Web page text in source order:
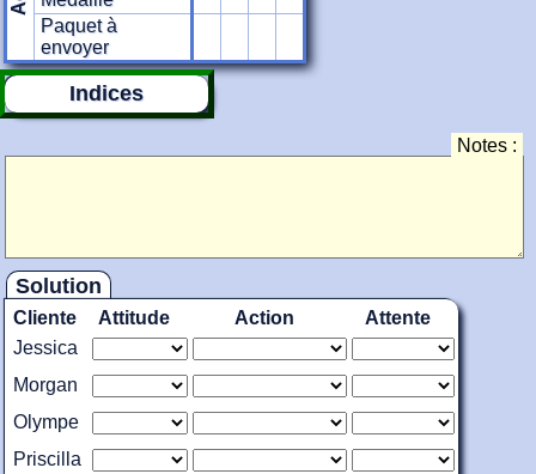
Paquet à
envoyer
Indices
Notes :
Solution
Cliente Attitude Action
Attente
Jessica
Morgan
Olympe
Priscilla